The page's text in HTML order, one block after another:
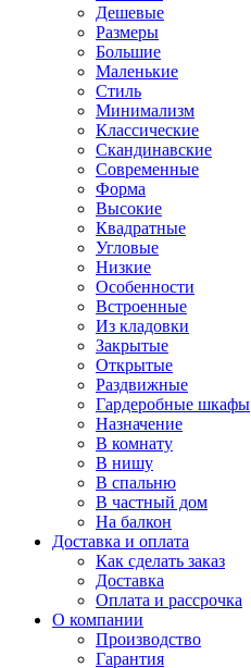
Дешевые
Размеры
Большие
Маленькие
Стиль
Минимализм
Классические
Скандинавские
Современные
Форма
Высокие
Квадратные
Угловые
Низкие
Особенности
Встроенные
Из кладовки
Закрытые
Открытые
Раздвижные
Гардеробные шкафы
Назначение
В комнату
В нишу
В спальню
В частный дом
На балкон
Доставка и оплата
Как сделать заказ
Доставка
Оплата и рассрочка
О компании
Производство
Гарантия